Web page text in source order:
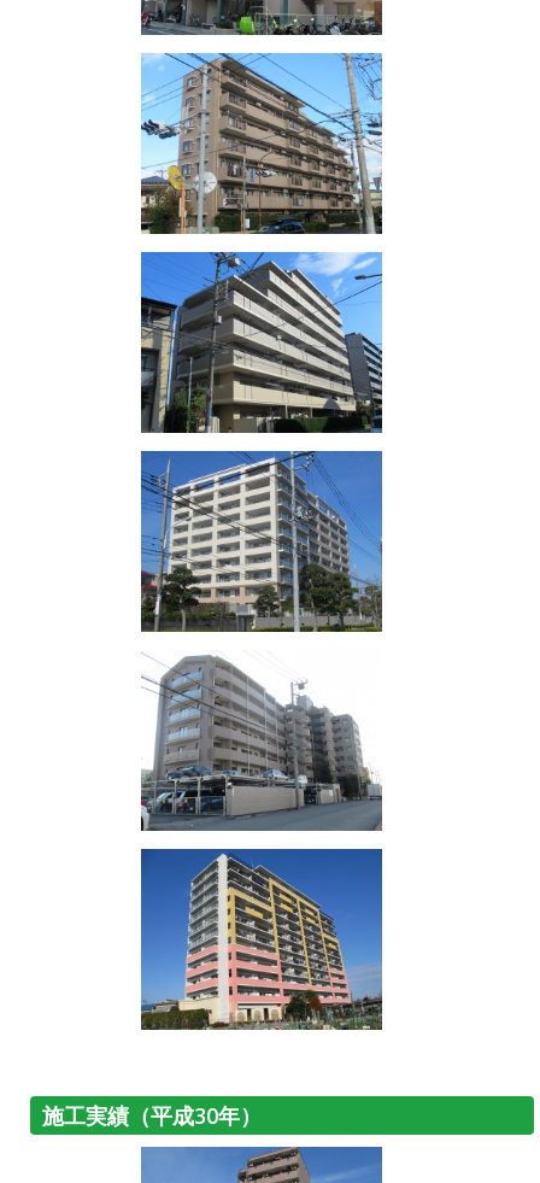
施工実績（平成30年）